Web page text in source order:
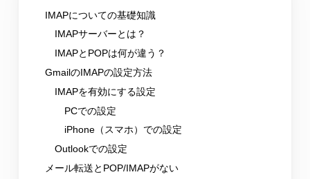
IMAPについての基礎知識
IMAPサーバーとは？
IMAPとPOPは何が違う？
GmailのIMAPの設定方法
IMAPを有効にする設定
PCでの設定
iPhone（スマホ）での設定
Outlookでの設定
メール転送とPOP/IMAPがない